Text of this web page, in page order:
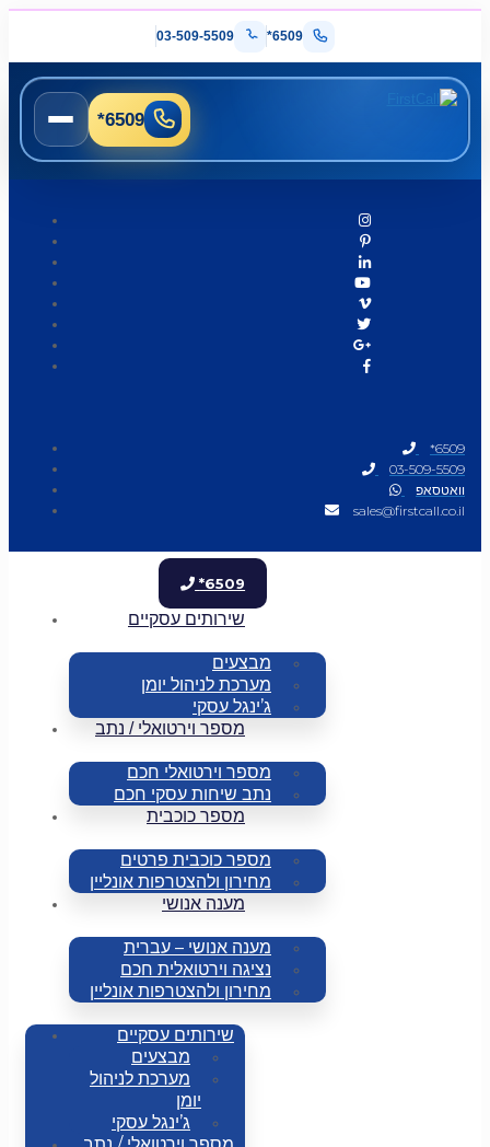
*6509
03-509-5509
*6509
*6509
03-509-5509
וואטסאפ
sales@firstcall.co.il
*6509
שירותים עסקיים
מבצעים
מערכת לניהול יומן
ג’ינגל עסקי
מספר וירטואלי / נתב
מספר וירטואלי חכם
נתב שיחות עסקי חכם
מספר כוכבית
מספר כוכבית פרטים
מחירון ולהצטרפות אונליין
מענה אנושי
מענה אנושי – עברית
נציגה וירטואלית חכם
מחירון ולהצטרפות אונליין
שירותים עסקיים
מבצעים
מערכת לניהול
יומן
ג’ינגל עסקי